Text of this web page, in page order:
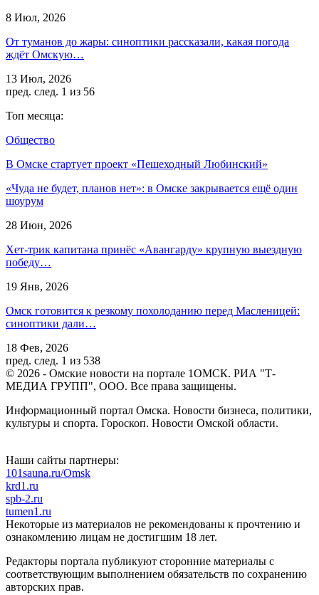
8 Июл, 2026
От туманов до жары: синоптики рассказали, какая погода
ждёт Омскую…
13 Июл, 2026
пред. след. 1 из 56
Топ месяца:
Общество
В Омске стартует проект «Пешеходный Любинский»
«Чуда не будет, планов нет»: в Омске закрывается ещё один
шоурум
28 Июн, 2026
Хет-трик капитана принёс «Авангарду» крупную выездную
победу…
19 Янв, 2026
Омск готовится к резкому похолоданию перед Масленицей:
синоптики дали…
18 Фев, 2026
пред. след. 1 из 538
© 2026 - Омские новости на портале 1ОМСК. РИА "Т-
МЕДИА ГРУПП", ООО. Все права защищены.
Информационный портал Омска. Новости бизнеса, политики,
культуры и спорта. Гороскоп. Новости Омской области.
Наши сайты партнеры:
101sauna.ru/Omsk
krd1.ru
spb-2.ru
tumen1.ru
Некоторые из материалов не рекомендованы к прочтению и
ознакомлению лицам не достигшим 18 лет.
Редакторы портала публикуют сторонние материалы с
соответствующим выполнением обязательств по сохранению
авторских прав.